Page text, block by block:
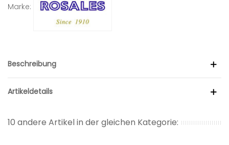
Marke:
Beschreibung
Artikeldetails
10 andere Artikel in der gleichen Kategorie: